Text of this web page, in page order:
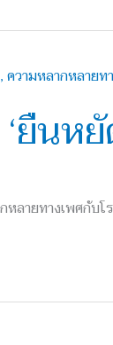
ยืน
ลายทางเพศกับ